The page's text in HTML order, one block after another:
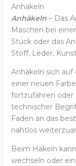
Anhäkeln
Anhäkeln– Das
Maschen bei
Stück oder das
Stoff, Leder,
Anhäkeln sich
einer neuen
fortzufahren oder
technischer
Faden an das
nahtlos
Beim Häkeln
wechseln oder